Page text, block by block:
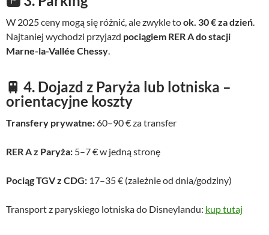
W 2025 ceny mogą się różnić, ale zwykle took. 30 € za dzień
Najtaniej wychodzi przyjazd pociągiem RER A do stacji
Marne-la-Vallée Chessy
🚆 4. Dojazd z Paryża lub lotniska –
orientacyjne koszty
Transfery prywatne:60–90 € za transfer
RER A z Paryża: 5–7 € w jedną stronę
Pociąg TGV z CDG: 17–35 € (zależnie od dnia/godziny)
Transport z paryskiego lotniska do Disneylandu: kup tutaj